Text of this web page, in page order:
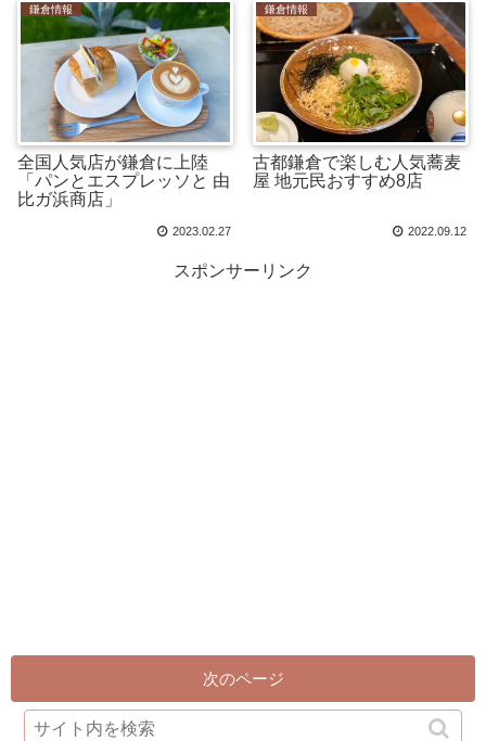
鎌倉情報
全国人気店が鎌倉に上陸
「パンとエスプレッソと 由
比ガ浜商店」
2023.02.27
鎌倉情報
古都鎌倉で楽しむ人気蕎麦
屋 地元民おすすめ8店
2022.09.12
スポンサーリンク
次のページ